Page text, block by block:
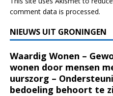
comment data is processed.
NIEUWS UIT GRONINGEN
Waardig Wonen –
wonen door mensen
uurszorg –
bedoeling behoort te